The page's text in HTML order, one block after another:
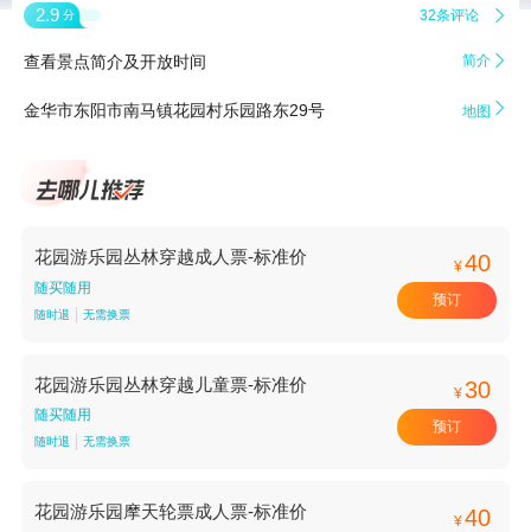
2.9 分 32条评论 
查看景点简介及开放时间 简介 
金华市东阳市南马镇花园村乐园路东29号 地图 
花园游乐园丛林穿越成人票-标准价
随买随用
随时退 无需换票
¥40
预订
花园游乐园丛林穿越儿童票-标准价
随买随用
随时退 无需换票
¥30
预订
花园游乐园摩天轮票成人票-标准价 ¥40